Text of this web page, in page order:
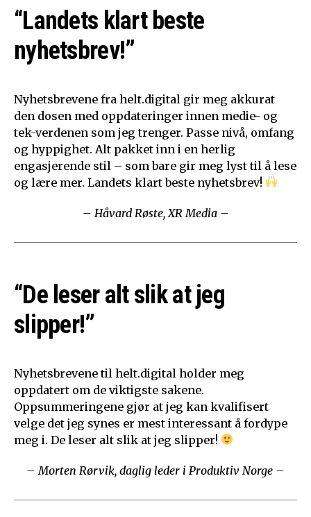
“Landets klart beste
nyhetsbrev!”
Nyhetsbrevene fra helt.digital gir meg akkurat
den dosen med oppdateringer innen medie- og
tek-verdenen som jeg trenger. Passe nivå, omfang
og hyppighet. Alt pakket inn i en herlig
engasjerende stil – som bare gir meg lyst til å lese
og lære mer. Landets klart beste nyhetsbrev!
– Håvard Røste, XR Media –
“De leser alt slik at jeg
slipper!”
Nyhetsbrevene til helt.digital holder meg
oppdatert om de viktigste sakene.
Oppsummeringene gjør at jeg kan kvalifisert
velge det jeg synes er mest interessant å fordype
meg i. De leser alt slik at jeg slipper!
– Morten Rørvik, daglig leder i Produktiv Norge –